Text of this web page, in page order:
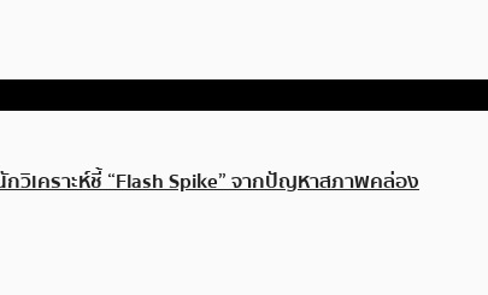
เคราะห์ชี้ “Flash Spike” จากปัญหาสภาพคล่อง